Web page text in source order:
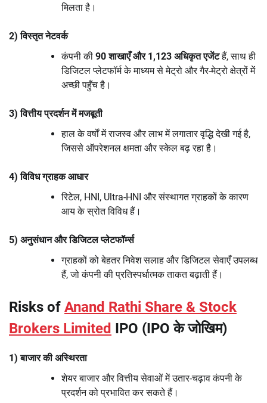
मिलता है।
2) विस्तृत नेटवर्क
कंपनी की 90 शाखाएँ और 1,123 अधिकृत एजेंटहैं, साथ ही
डिजिटल प्लेटफॉर्म के माध्यम से मेट्रो और गैर-मेट्रो क्षेत्रों में
अच्छी पहुँच है।
3) वित्तीय प्रदर्शन में मजबूती
हाल के वर्षों में राजस्व और लाभ में लगातार वृद्धि देखी गई है,
जिससे ऑपरेशनल क्षमता और स्केल बढ़ रहा है।
4) विविध ग्राहक आधार
रिटेल, HNI, Ultra-HNI और संस्थागत ग्राहकों के कारण
आय के स्रोत विविध हैं।
5) अनुसंधान और डिजिटल प्लेटफॉर्म्स
ग्राहकों को बेहतर निवेश सलाह और डिजिटल सेवाएँ उपलब्ध
हैं, जो कंपनी की प्रतिस्पर्धात्मक ताकत बढ़ाती हैं।
Risks of Anand Rathi Share & Stock
Brokers Limited IPO (IPO के जोखिम)
1) बाजार की अस्थिरता
शेयर बाजार और वित्तीय सेवाओं में उतार-चढ़ाव कंपनी के
प्रदर्शन को प्रभावित कर सकते हैं।